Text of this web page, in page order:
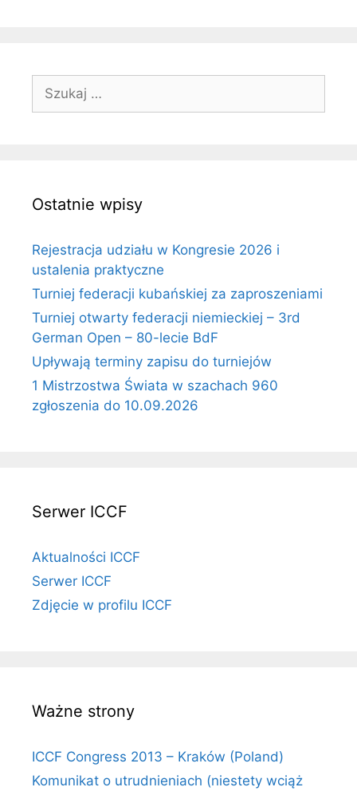
Szukaj:
Ostatnie wpisy
Rejestracja udziału w Kongresie 2026 i
ustalenia praktyczne
Turniej federacji kubańskiej za zaproszeniami
Turniej otwarty federacji niemieckiej – 3rd
German Open – 80-lecie BdF
Upływają terminy zapisu do turniejów
1 Mistrzostwa Świata w szachach 960
zgłoszenia do 10.09.2026
Serwer ICCF
Aktualności ICCF
Serwer ICCF
Zdjęcie w profilu ICCF
Ważne strony
ICCF Congress 2013 – Kraków (Poland)
Komunikat o utrudnieniach (niestety wciąż